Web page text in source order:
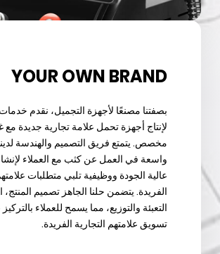
YOUR OWN BRAND
لإنتاج أجهزة تحمل علامة تجارية جديدة مع
مخصص. يتمتع فريق التصميم والهندسة
واسعة في العمل عن كثب مع العملاء
عالية الجودة ووظيفية تلبي متطلبات
الفريدة. يتضمن حلنا الجاهز تصميم المنتج،
التعبئة والتوزيع، مما يسمح للعملاء
تسويق علامتهم التجارية الفريدة.